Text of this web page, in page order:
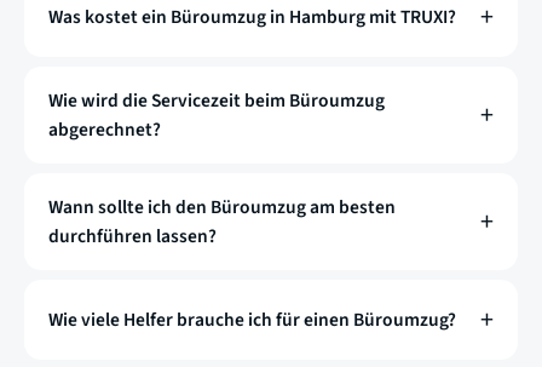
Was kostet ein Büroumzug in Hamburg mit TRUXI?
Wie wird die Servicezeit beim Büroumzug
abgerechnet?
Wann sollte ich den Büroumzug am besten
durchführen lassen?
Wie viele Helfer brauche ich für einen Büroumzug?